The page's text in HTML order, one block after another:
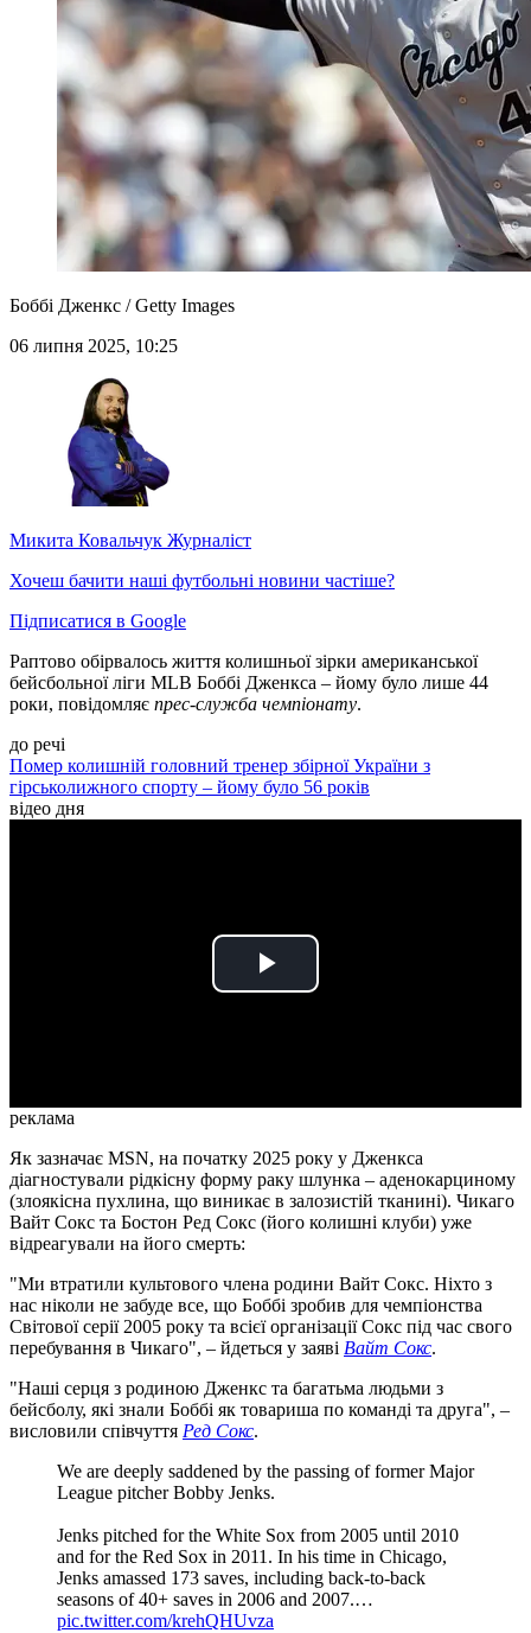
Боббі Дженкс / Getty Images
06 липня 2025, 10:25
Микита Ковальчук Журналіст
Хочеш бачити наші футбольні новини частіше?
Підписатися в Google
Раптово обірвалось життя колишньої зірки американської
бейсбольної ліги MLB Боббі Дженкса – йому було лише 44
роки, повідомляє прес-служба чемпіонату.
до речі
Помер колишній головний тренер збірної України з
гірськолижного спорту – йому було 56 років
відео дня
Play
реклама
Як зазначає MSN, на початку 2025 року у Дженкса
діагностували рідкісну форму раку шлунка – аденокарциному
(злоякісна пухлина, що виникає в залозистій тканині). Чикаго
Вайт Сокс та Бостон Ред Сокс (його колишні клуби) уже
відреагували на його смерть:
"Ми втратили культового члена родини Вайт Сокс. Ніхто з
нас ніколи не забуде все, що Боббі зробив для чемпіонства
Світової серії 2005 року та всієї організації Сокс під час свого
перебування в Чикаго", – йдеться у заяві Вайт Сокс.
"Наші серця з родиною Дженкс та багатьма людьми з
бейсболу, які знали Боббі як товариша по команді та друга", –
висловили співчуття Ред Сокс.
We are deeply saddened by the passing of former Major
League pitcher Bobby Jenks.
Jenks pitched for the White Sox from 2005 until 2010
and for the Red Sox in 2011. In his time in Chicago,
Jenks amassed 173 saves, including back-to-back
seasons of 40+ saves in 2006 and 2007.…
pic.twitter.com/krehQHUvza